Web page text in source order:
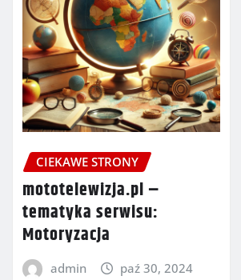
CIEKAWE STRONY
mototelewizja.pl –
tematyka serwisu:
Motoryzacja
admin
paź 30, 2024